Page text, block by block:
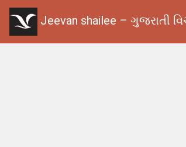
Jeevan shailee – ગુજરાતી